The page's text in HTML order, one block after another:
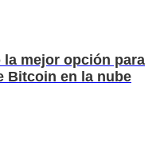
mejor opción para
Bitcoin en la nube